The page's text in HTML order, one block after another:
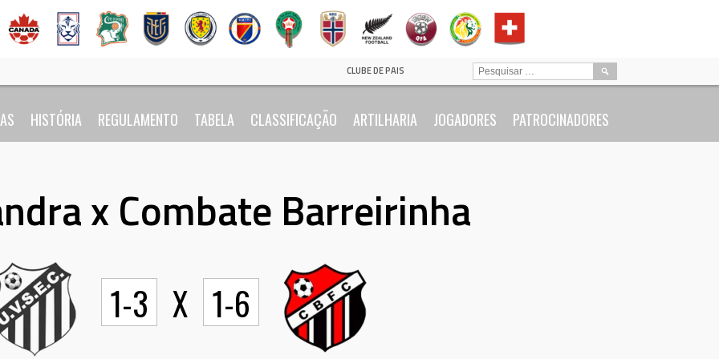
CLUBE DE PAIS
HISTÓRIA REGULAMENTO TABELA CLASSIFICAÇÃO ARTILHARIA JOGADORES PATROCINADORES
PESQUISAR
POR:
x Combate Barreirinha
1-3 X 1-6